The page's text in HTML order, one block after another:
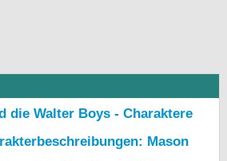
die Walter Boys - Charaktere
Mason